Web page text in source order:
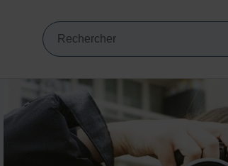
Recherche
Mots clés de minimum 3 caractères